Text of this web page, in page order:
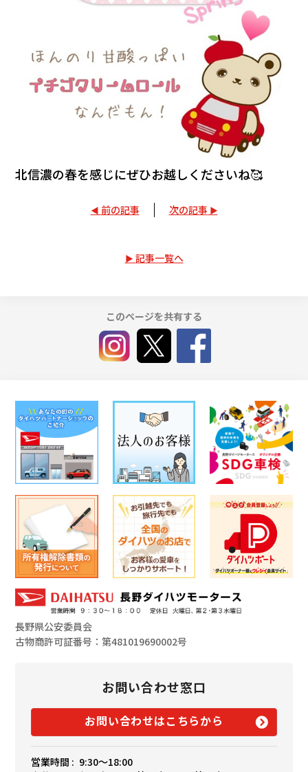
北信濃の春を感じにぜひお越しくださいね🥰
前の記事 次の記事
記事一覧へ
このページを共有する
長野県公安委員会
古物商許可証番号：第481019690002号
お問い合わせ窓口
お問い合わせはこちらから
営業時間 : 9:30〜18:00